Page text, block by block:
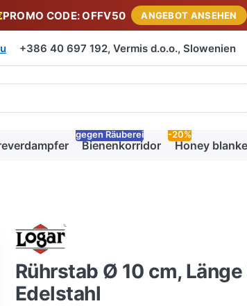
PROMO CODE: OFFV50 ANGEBOT ANSEHEN
+386 40 697 192, Vermis d.o.o., Slowenien
automatisch erste Ergebnisse.
Bienenkorridor
gegen Räuberei
Honey
-20%
Rührstab Ø 10 cm,
Edelstahl